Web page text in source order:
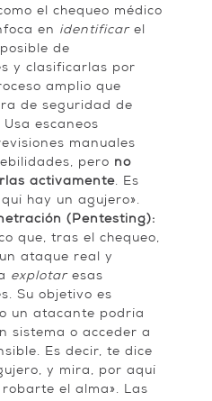
el chequeo médico
en identificarel
de
y clasificarlas por
amplio que
de seguridad de
escaneos
manuales
pero no
activamente. Es
hay un agujero».
(Pentesting):
que, tras el chequeo,
ataque real y
explotaresas
Su objetivo es
un atacante podría
sistema o acceder a
Es decir, te dice
y mira, por aquí
el alma». Las